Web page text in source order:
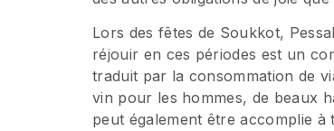
Lors des fêtes de Soukkot,
réjouir en ces périodes est un
traduit par la consommation de
vin pour les hommes, de beaux
peut également être accomplie